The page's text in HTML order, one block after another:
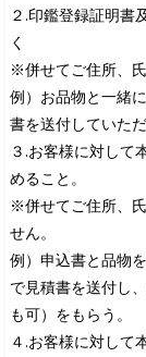
２.印鑑登録証明書
く
※併せてご住所、
例）お品物と一緒
書を送付していただ
３.お客様に対して
めること。
※併せてご住所、
せん。
例）申込書と品物
で見積書を送付し
も可）をもらう。
４.お客様に対して